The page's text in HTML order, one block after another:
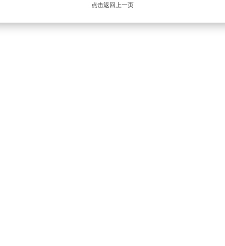
点击返回上一页